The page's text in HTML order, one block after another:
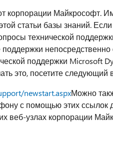
корпорации Майкрософт.
статьи базы знаний.
технической
поддержки Microsoft
это, посетите
newstart.aspxМожно
с помощью этих ссылок
веб-узлах корпорации